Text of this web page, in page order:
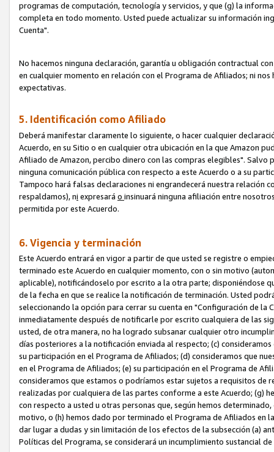
programas de computación, tecnología y servicios, y que (g) la
completa en todo momento. Usted puede actualizar su información
Cuenta".
No hacemos ninguna declaración, garantía u obligación contractual
en cualquier momento en relación con el Programa de Afiliados; ni
expectativas.
5. Identificación como Afiliado
Deberá manifestar claramente lo siguiente, o hacer cualquier
Acuerdo, en su Sitio o en cualquier otra ubicación en la que Amazon
Afiliado de Amazon, percibo dinero con las compras elegibles". Salvo
ninguna comunicación pública con respecto a este Acuerdo o a su
Tampoco hará falsas declaraciones ni engrandecerá nuestra relación
respaldamos), ni expresará o insinuará ninguna afiliación entre
permitida por este Acuerdo.
6. Vigencia y terminación
Este Acuerdo entrará en vigor a partir de que usted se registre o
terminado este Acuerdo en cualquier momento, con o sin motivo
aplicable), notificándoselo por escrito a la otra parte; disponiéndose
de la fecha en que se realice la notificación de terminación. Usted
seleccionando la opción para cerrar su cuenta en "Configuración de
inmediatamente después de notificarle por escrito cualquiera de las
usted, de otra manera, no ha logrado subsanar cualquier otro
días posteriores a la notificación enviada al respecto; (c)
su participación en el Programa de Afiliados; (d) consideramos que
en el Programa de Afiliados; (e) su participación en el Programa de
consideramos que estamos o podríamos estar sujetos a requisitos de
realizadas por cualquiera de las partes conforme a este Acuerdo; (g)
con respecto a usted u otras personas que, según hemos
motivo, o (h) hemos dado por terminado el Programa de Afiliados en
dar lugar a dudas y sin limitación de los efectos de la subsección (a)
Políticas del Programa, se considerará un incumplimiento sustancial